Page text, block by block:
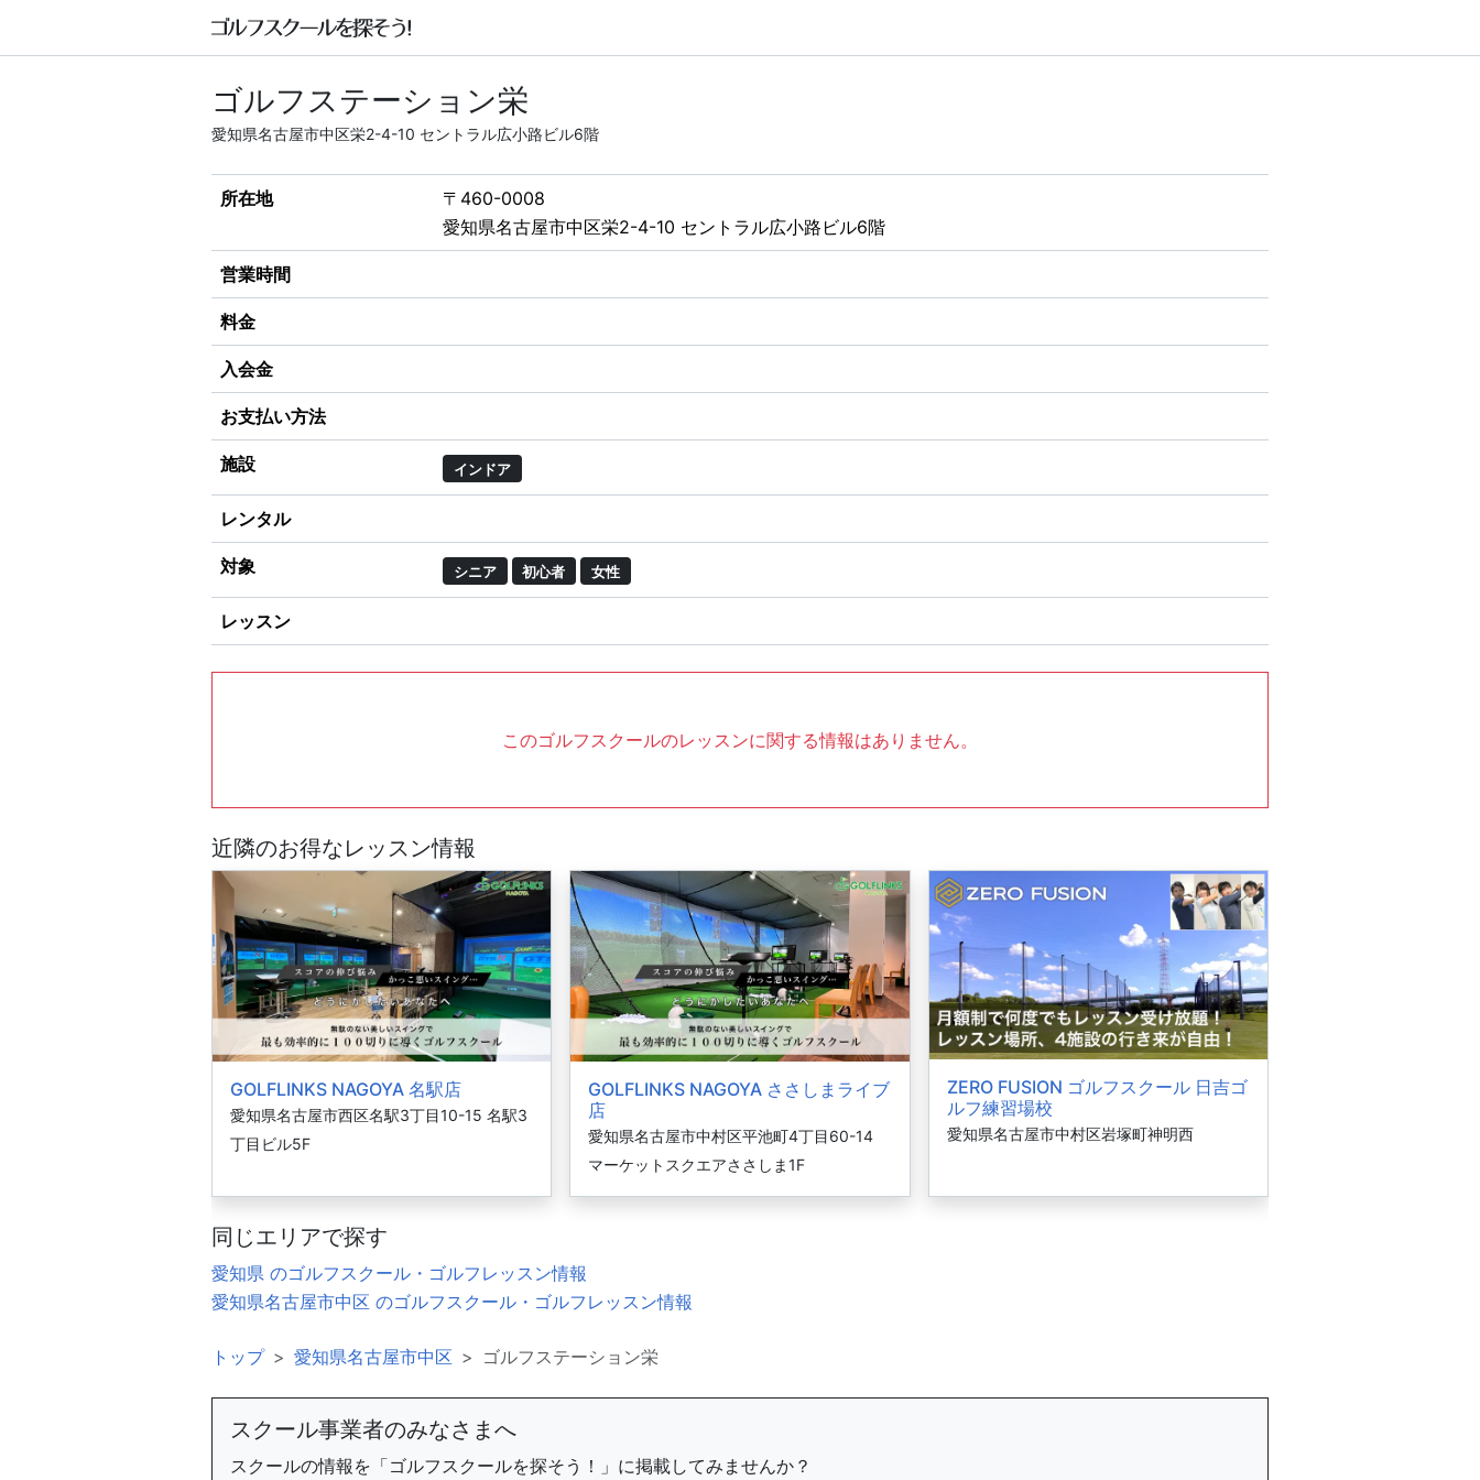
ゴルフステーション栄
愛知県名古屋市中区栄2-4-10 セントラル広小路ビル6階
所在地
〒460-0008
愛知県名古屋市中区栄2-4-10 セントラル広小路ビル6階
営業時間
料金
入会金
お支払い方法
施設 インドア
レンタル
対象 シニア 初心者 女性
レッスン
このゴルフスクールのレッスンに関する情報はありません。
近隣のお得なレッスン情報
GOLFLINKS NAGOYA 名駅店
愛知県名古屋市西区名駅3丁目10-15 名駅3
丁目ビル5F
GOLFLINKS NAGOYA ささしまライブ
店
愛知県名古屋市中村区平池町4丁目60-14
マーケットスクエアささしま1F
ZERO FUSION ゴルフスクール 日吉ゴ
ルフ練習場校
愛知県名古屋市中村区岩塚町神明西
同じエリアで探す
愛知県 のゴルフスクール・ゴルフレッスン情報
愛知県名古屋市中区 のゴルフスクール・ゴルフレッスン情報
トップ 愛知県名古屋市中区 ゴルフステーション栄
スクール事業者のみなさまへ
スクールの情報を「ゴルフスクールを探そう！」に掲載してみませんか？